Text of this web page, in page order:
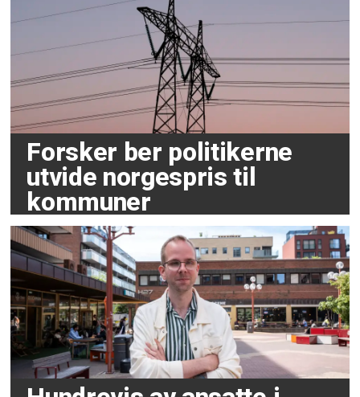
Forsker ber politikerne
utvide norgespris til
kommuner